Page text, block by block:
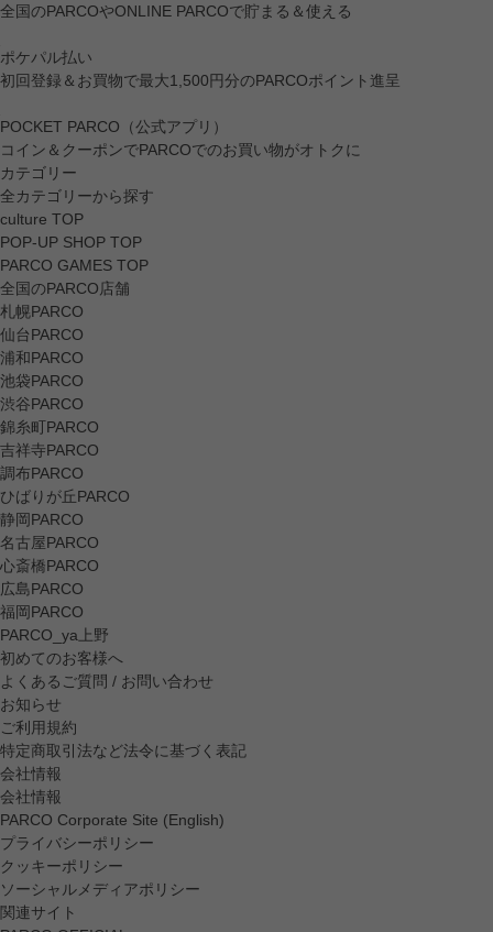
全国のPARCOやONLINE PARCOで貯まる＆使える
ポケパル払い
初回登録＆お買物で最大1,500円分のPARCOポイント進呈
POCKET PARCO（公式アプリ）
コイン＆クーポンでPARCOでのお買い物がオトクに
カテゴリー
全カテゴリーから探す
culture TOP
POP-UP SHOP TOP
PARCO GAMES TOP
全国のPARCO店舗
札幌PARCO
仙台PARCO
浦和PARCO
池袋PARCO
渋谷PARCO
錦糸町PARCO
吉祥寺PARCO
調布PARCO
ひばりが丘PARCO
静岡PARCO
名古屋PARCO
心斎橋PARCO
広島PARCO
福岡PARCO
PARCO_ya上野
初めてのお客様へ
よくあるご質問 / お問い合わせ
お知らせ
ご利用規約
特定商取引法など法令に基づく表記
会社情報
会社情報
PARCO Corporate Site (English)
プライバシーポリシー
クッキーポリシー
ソーシャルメディアポリシー
関連サイト